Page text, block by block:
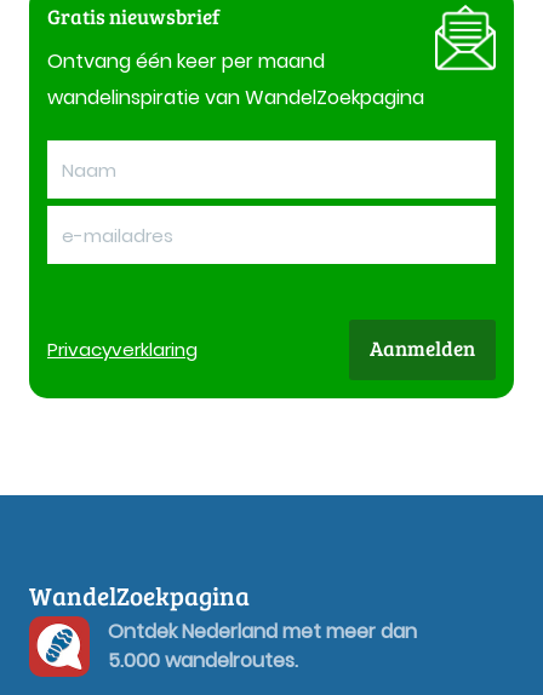
Gratis nieuwsbrief
Ontvang één keer per maand
wandelinspiratie van WandelZoekpagina
Privacyverklaring Aanmelden
WandelZoekpagina
Ontdek Nederland met meer dan
5.000 wandelroutes.